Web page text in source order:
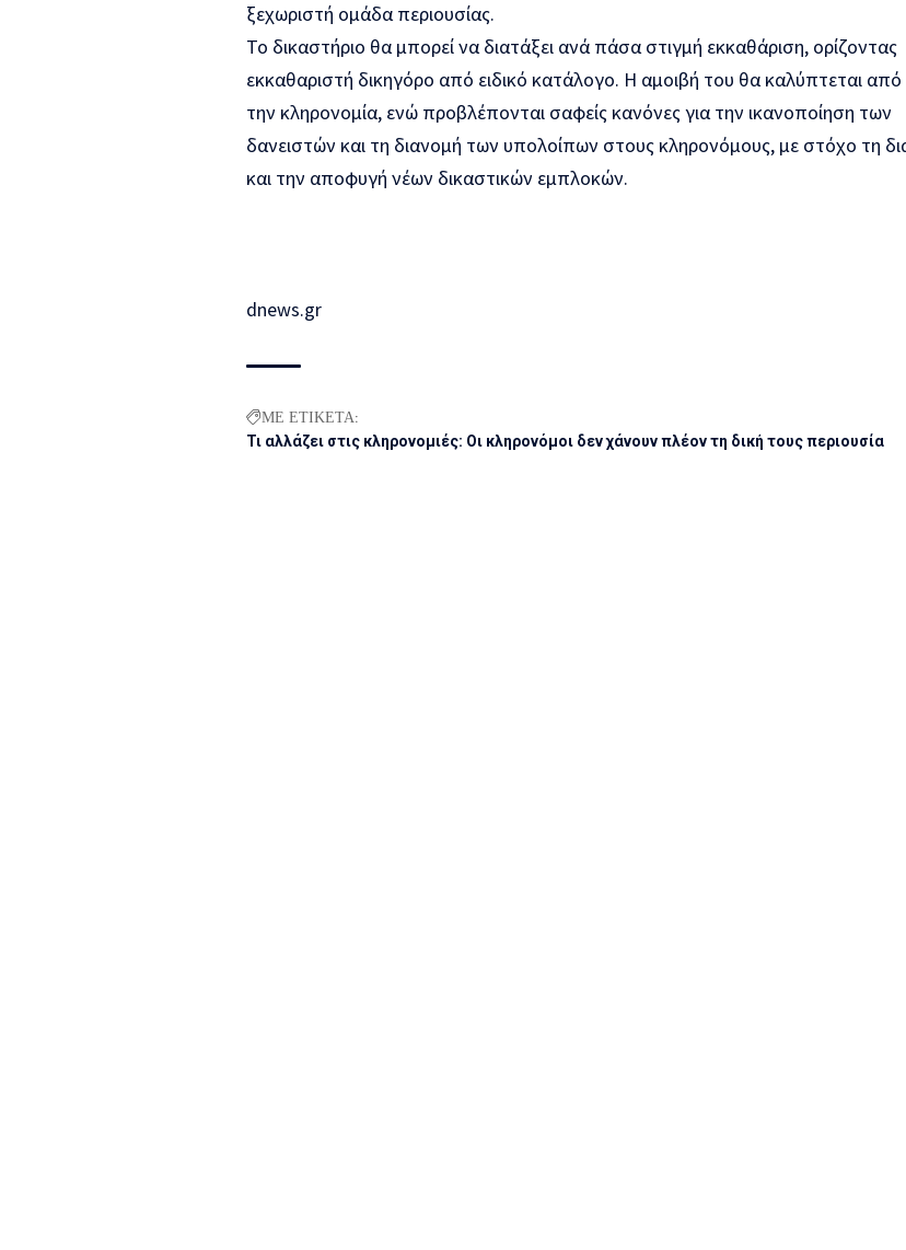
ξεχωριστή ομάδα περιουσίας.
Το δικαστήριο θα μπορεί να διατάξει ανά πάσα στιγμή εκκαθάριση, ορίζοντας
εκκαθαριστή δικηγόρο από ειδικό κατάλογο. Η αμοιβή του θα καλύπτεται από
την κληρονομία, ενώ προβλέπονται σαφείς κανόνες για την ικανοποίηση των
δανειστών και τη διανομή των υπολοίπων στους κληρονόμους, με στόχο τη
και την αποφυγή νέων δικαστικών εμπλοκών.
dnews.gr
ΜΕ ΕΤΙΚΕΤΑ:
Τι αλλάζει στις κληρονομιές: Οι κληρονόμοι δεν χάνουν πλέον τη δική τους περιουσία